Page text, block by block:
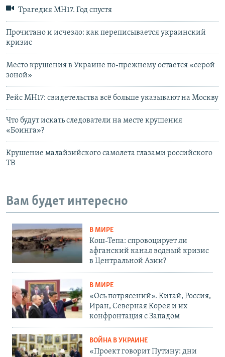
Трагедия МН17. Год спустя
Прочитано и исчезло: как переписывается украинский
кризис
Место крушения в Украине по-прежнему остается «серой
зоной»
Рейс МН17: свидетельства всё больше указывают на Москву
Что будут искать следователи на месте крушения
«Боинга»?
Крушение малайзийского самолета глазами российского
ТВ
Вам будет интересно
В МИРЕ
Кош-Тепа: спровоцирует ли
афганский канал водный кризис
в Центральной Азии?
В МИРЕ
«Ось потрясений». Китай, Россия,
Иран, Северная Корея и их
конфронтация с Западом
ВОЙНА В УКРАИНЕ
«Проект говорит Путину: дни